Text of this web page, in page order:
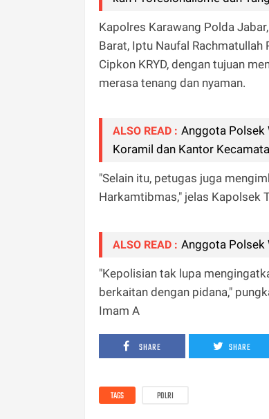
Kapolres Karawang Polda
Barat, Iptu Naufal Rachmatullah
Cipkon KRYD, dengan tujuan
merasa tenang dan nyaman.
ALSO READ : Anggota Polsek
Koramil dan Kantor
"Selain itu, petugas juga
Harkamtibmas," jelas Kapolsek
ALSO READ : Anggota Polsek
"Kepolisian tak lupa
berkaitan dengan pidana,"
Imam A
SHARE SHARE
TAGS POLRI